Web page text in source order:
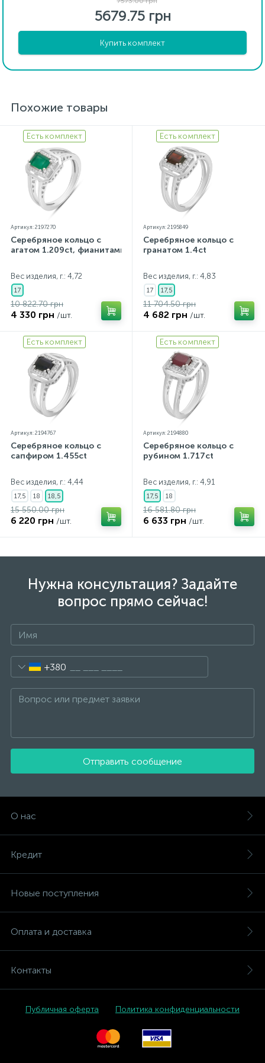
5679.75 грн
Купить комплект
Похожие товары
Есть комплект
Артикул: 2197270
Серебряное кольцо с
агатом 1.209ct, фианитами
Вес изделия, г.: 4,72
17
10 822.70 грн
4 330 грн /шт.
Есть комплект
Артикул: 2195849
Серебряное кольцо с
гранатом 1.4ct
Вес изделия, г.: 4,83
17 17,5
11 704.50 грн
4 682 грн /шт.
Есть комплект
Артикул: 2194767
Серебряное кольцо с
сапфиром 1.455ct
Вес изделия, г.: 4,44
17,5 18 18,5
15 550.00 грн
6 220 грн /шт.
Есть комплект
Артикул: 2194880
Серебряное кольцо с
рубином 1.717ct
Вес изделия, г.: 4,91
17,5 18
16 581.80 грн
6 633 грн /шт.
Нужна консультация? Задайте
вопрос прямо сейчас!
+380
Отправить сообщение
О нас
Кредит
Новые поступления
Оплата и доставка
Контакты
Публичная оферта Политика конфиденциальности